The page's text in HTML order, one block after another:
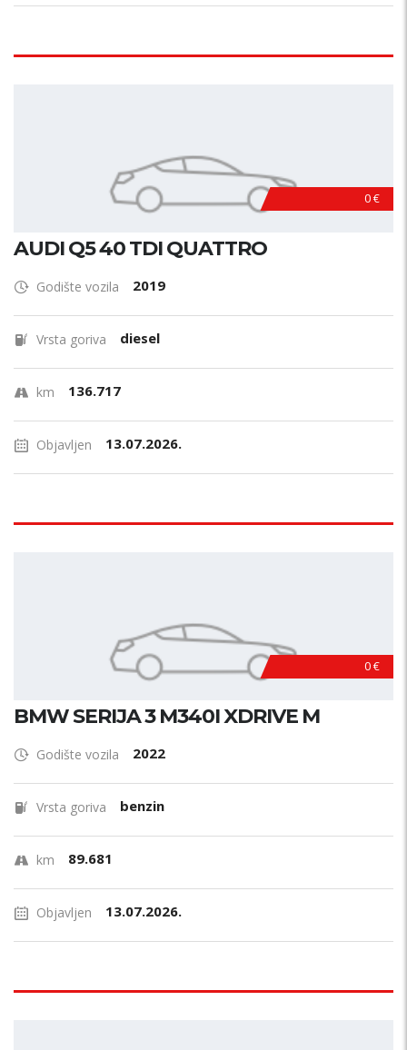
0 €
AUDI Q5 40 TDI QUATTRO
Godište vozila 2019
Vrsta goriva diesel
km 136.717
Objavljen 13.07.2026.
0 €
BMW SERIJA 3 M340I XDRIVE M
Godište vozila 2022
Vrsta goriva benzin
km 89.681
Objavljen 13.07.2026.